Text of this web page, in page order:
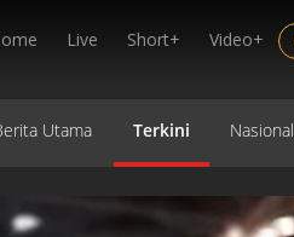
Live Short+ Video+
Utama Terkini Nasional